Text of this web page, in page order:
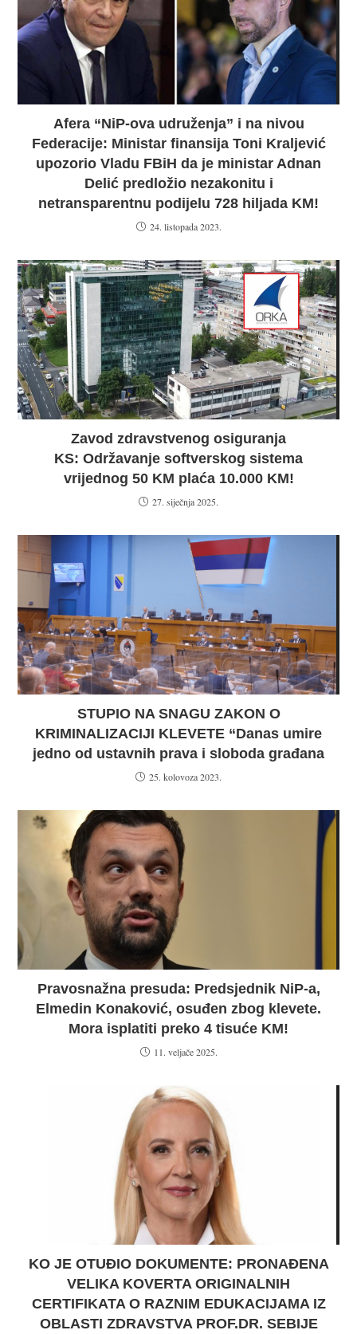
Afera “NiP-ova udruženja” i na nivou
Federacije: Ministar finansija Toni Kraljević
upozorio Vladu FBiH da je ministar Adnan
Delić predložio nezakonitu i
netransparentnu podijelu 728 hiljada KM!
24. listopada 2023.
Zavod zdravstvenog osiguranja
KS: Održavanje softverskog sistema
vrijednog 50 KM plaća 10.000 KM!
27. siječnja 2025.
STUPIO NA SNAGU ZAKON O
KRIMINALIZACIJI KLEVETE “Danas umire
jedno od ustavnih prava i sloboda građana
25. kolovoza 2023.
Pravosnažna presuda: Predsjednik NiP-a,
Elmedin Konaković, osuđen zbog klevete.
Mora isplatiti preko 4 tisuće KM!
11. veljače 2025.
KO JE OTUĐIO DOKUMENTE: PRONAĐENA
VELIKA KOVERTA ORIGINALNIH
CERTIFIKATA O RAZNIM EDUKACIJAMA IZ
OBLASTI ZDRAVSTVA PROF.DR. SEBIJE